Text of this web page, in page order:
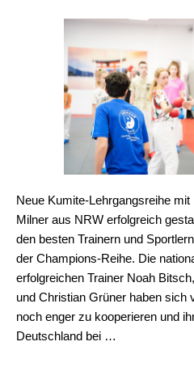
Neue Kumite-Lehrgangsreihe
Milner aus NRW erfolgreich
den besten Trainern und
der Champions-Reihe. Die
erfolgreichen Trainer Noah
und Christian Grüner haben sich
noch enger zu kooperieren und
Deutschland bei …